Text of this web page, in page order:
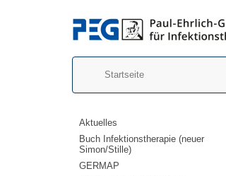
Startseite
Aktuelles
Buch Infektionstherapie (neuer
Simon/Stille)
GERMAP